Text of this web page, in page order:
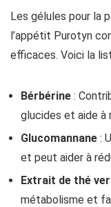
Les gélules pour la
l’appétit Purotyn
efficaces. Voici la
Bérbérine :
glucides et aide à
Glucomannane :
et peut aider à
Extrait de thé
métabolisme et